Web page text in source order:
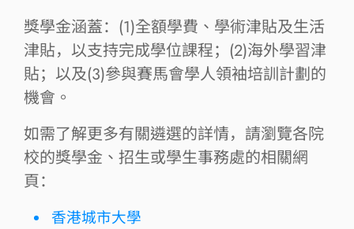
獎學金涵蓋：(1)全額學費、學術津貼及生活
津貼，以支持完成學位課程；(2)海外學習津
貼；以及(3)參與賽馬會學人領袖培訓計劃的
機會。
如需了解更多有關遴選的詳情，請瀏覽各院
校的獎學金、招生或學生事務處的相關網
頁：
香港城市大學